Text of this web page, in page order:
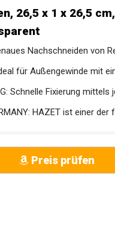
26,5 x 1 x 26,5
Nachschneiden von
für Außengewinde mit
Schnelle Fixierung mittels
HAZET ist einer der
Preis prüfen